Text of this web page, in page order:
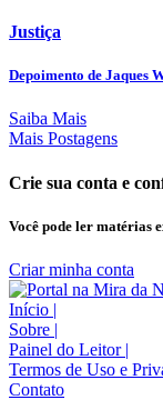
Justiça
Depoimento de Jaques
Saiba Mais
Mais Postagens
Crie sua conta e
Você pode ler matérias
Criar minha conta
Início |
Sobre |
Painel do Leitor |
Termos de Uso e
Contato